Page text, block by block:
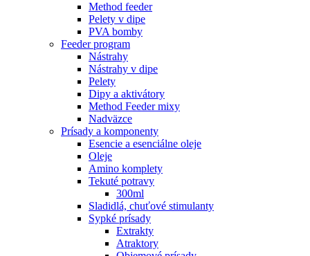
Method feeder
Pelety v dipe
PVA bomby
Feeder program
Nástrahy
Nástrahy v dipe
Pelety
Dipy a aktivátory
Method Feeder mixy
Nadväzce
Prísady a komponenty
Esencie a esenciálne oleje
Oleje
Amino komplety
Tekuté potravy
300ml
Sladidlá, chuťové stimulanty
Sypké prísady
Extrakty
Atraktory